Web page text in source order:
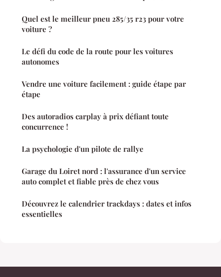
Quel est le meilleur pneu 285/35 r23 pour votre
voiture ?
Le défi du code de la route pour les voitures
autonomes
Vendre une voiture facilement : guide étape par
étape
Des autoradios carplay à prix défiant toute
concurrence !
La psychologie d'un pilote de rallye
Garage du Loiret nord : l'assurance d'un service
auto complet et fiable près de chez vous
Découvrez le calendrier trackdays : dates et infos
essentielles